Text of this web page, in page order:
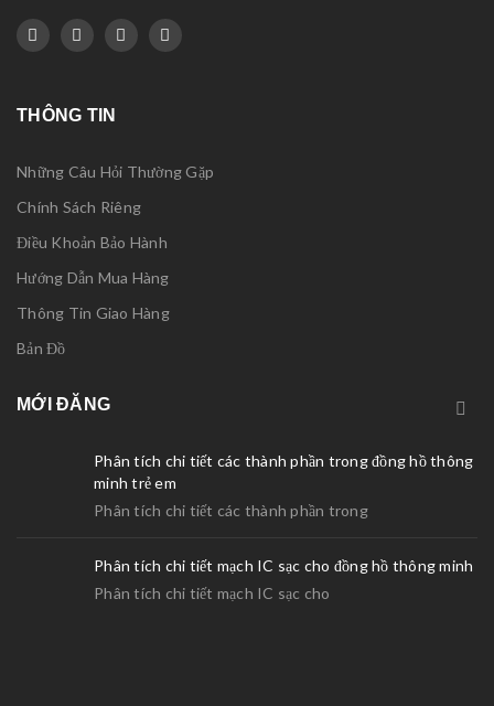
THÔNG TIN
Những Câu Hỏi Thường Gặp
Chính Sách Riêng
Điều Khoản Bảo Hành
Hướng Dẫn Mua Hàng
Thông Tin Giao Hàng
Bản Đồ
MỚI ĐĂNG
Phân tích chi tiết các thành phần trong đồng hồ thông
minh trẻ em
Phân tích chi tiết các thành phần trong
Phân tích chi tiết mạch IC sạc cho đồng hồ thông minh
Phân tích chi tiết mạch IC sạc cho